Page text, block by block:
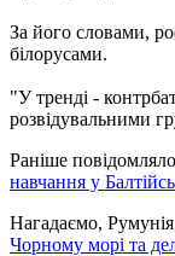
За його словами,
білорусами.
"У тренді -
розвідувальними
Раніше
навчання у
Нагадаємо,
Чорному морі та